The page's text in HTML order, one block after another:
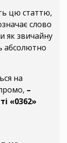
цю статтю,
слово
як звичайну
абсолютно
на
–
«0362»